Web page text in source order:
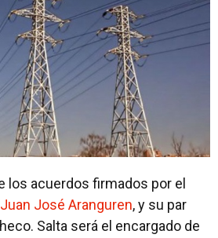
los acuerdos firmados por el
Juan José Aranguren, y su par
Salta será el encargado de